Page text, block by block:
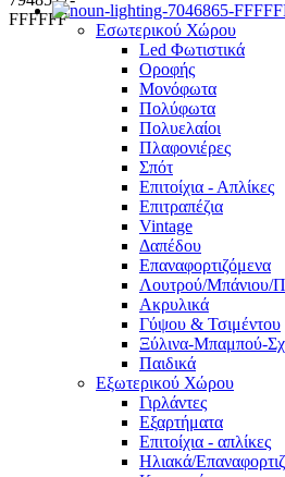
Εσωτερικού Χώρου
Led Φωτιστικά
Οροφής
Μονόφωτα
Πολύφωτα
Πολυελαίοι
Πλαφονιέρες
Σπότ
Επιτοίχια - Απλίκες
Επιτραπέζια
Vintage
Δαπέδου
Επαναφορτιζόμενα
Λουτρού/Μπάνιου/
Ακρυλικά
Γύψου & Τσιμέντου
Ξύλινα-Μπαμπού-
Παιδικά
Εξωτερικού Χώρου
Γιρλάντες
Εξαρτήματα
Επιτοίχια - απλίκες
Ηλιακά/